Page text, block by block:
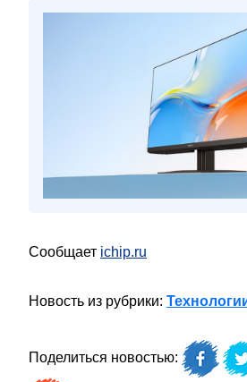
Сообщает ichip.ru
Новость из рубрики:
Поделиться новостью: